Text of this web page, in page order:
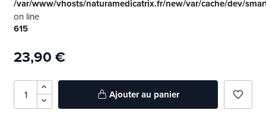
/var/www/vhosts/naturamedicatrix.fr/new/var/cache/dev/
on line
615
23,90 €
Ajouter au panier favorite_border